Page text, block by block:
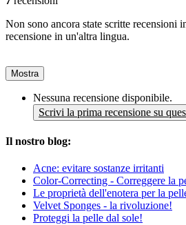
Non sono ancora state scritte recensioni
recensione in un'altra lingua.
Mostra
Nessuna recensione disponibile.
Scrivi la prima recensione su
Il nostro blog:
Acne: evitare sostanze irritanti
Color-Correcting - Correggere la
Le proprietà dell'enotera per la
Velvet Sponges - la rivoluzione!
Proteggi la pelle dal sole!